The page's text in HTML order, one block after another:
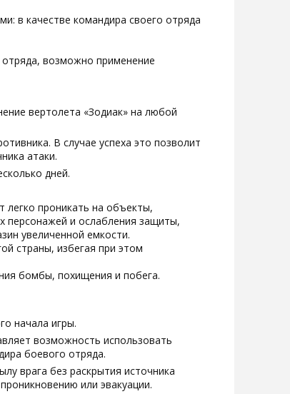
в качестве командира своего отряда
отряда, возможно применение
вертолета «Зодиак» на любой
В случае успеха это позволит
атаки.
дней.
легко проникать на объекты,
персонажей и ослабления защиты,
увеличенной емкости.
страны, избегая при этом
бомбы, похищения и побега.
начала игры.
возможность использовать
боевого отряда.
врага без раскрытия источника
или эвакуации.